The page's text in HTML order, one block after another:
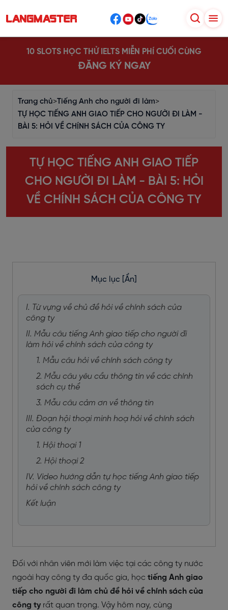
10 SLOTS HỌC THỬ IELTS MIỄN PHÍ CUỐI CÙNG
ĐĂNG KÝ NGAY
Trang chủ>Tiếng Anh cho người đi làm>
TỰ HỌC TIẾNG ANH GIAO TIẾP CHO NGƯỜI ĐI LÀM -
BÀI 5: HỎI VỀ CHÍNH SÁCH CỦA CÔNG TY
TỰ HỌC TIẾNG ANH GIAO TIẾP
CHO NGƯỜI ĐI LÀM - BÀI 5: HỎI
VỀ CHÍNH SÁCH CỦA CÔNG TY
Mục lục [Ẩn]
I. Từ vựng về chủ đề hỏi về chính sách của
công ty
II. Mẫu câu tiếng Anh giao tiếp cho người đi
làm hỏi về chính sách của công ty
1. Mẫu câu hỏi về chính sách công ty
2. Mẫu câu yêu cầu thông tin về các chính
sách cụ thể
3. Mẫu câu cảm ơn về thông tin
III. Đoạn hội thoại minh hoạ hỏi về chính sách
của công ty
1. Hội thoại 1
2. Hội thoại 2
IV. Video hướng dẫn tự học tiếng Anh giao tiếp
hỏi về chính sách công ty
Kết luận
Đối với nhân viên mới làm việc tại các công ty nước
ngoài hay công ty đa quốc gia, học tiếng Anh giao
tiếp cho người đi làm chủ đề hỏi về chính sách của
công ty rất quan trọng. Vậy hôm nay, cùng